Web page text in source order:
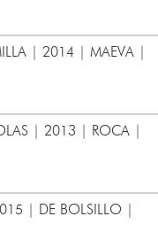
| 2014 | MAEVA |
| 2013 | ROCA |
| DE BOLSILLO |